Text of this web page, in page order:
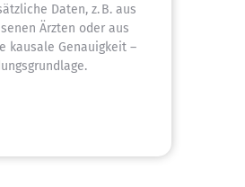
Daten, z. B. aus
Ärzten oder aus
kausale Genauigkeit –